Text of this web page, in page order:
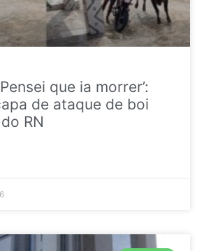
que ia morrer’:
de ataque de boi
RN